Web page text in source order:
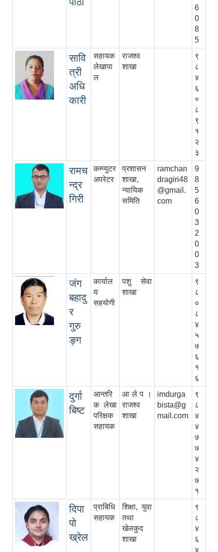
6
0
8
5
सावि
त्री
अधि
कारी
सहायक
लेखापा
ल
राजश्व
शाखा
९
८
४
६
०
८
९
१
२
३
रामच
न्द्र
गिरी
कम्प्युटर
अपरेटर
प्रशासन
शाखा,
न्यायिक
समिति
ramchan
dragiri48
@gmail.
com
9
8
5
6
0
3
2
0
0
3
जंग
बहादु
र
गुरु
ङ्ग
कार्याल
य
सहयोगी
पशु सेवा
शाखा
९
८
०
८
४
५
७
६
१
६
दुर्गा
बिष्ट
आन्तरि
क लेखा
परिक्षक
सहायक
आ ले प ।
राजश्व
शाखा
imdurga
bista@g
mail.com
९
८
४
४
७
७
४
२
७
१
दिपा
पो
ख्रेल
प्राबिधि
सहायक
शिक्षा, युवा
तथा
खेलकुद
शाखा
९
८
४
६
४